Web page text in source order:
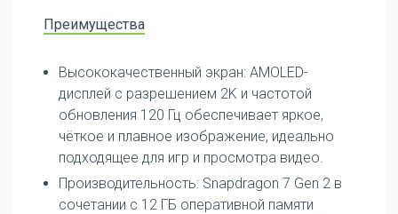
Преимущества
Высококачественный экран: AMOLED-
дисплей с разрешением 2K и частотой
обновления 120 Гц обеспечивает яркое,
чёткое и плавное изображение, идеально
подходящее для игр и просмотра видео.
Производительность: Snapdragon 7 Gen 2 в
сочетании с 12 ГБ оперативной памяти